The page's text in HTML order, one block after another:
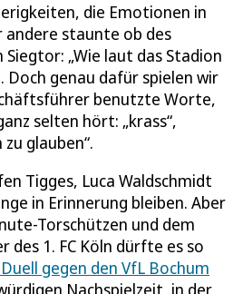
die Emotionen in
andere staunte ob des
Siegtor: „Wie laut das Stadion
Doch genau dafür spielen wir
benutzte Worte,
selten hört: „krass“,
glauben“.
Tigges, Luca Waldschmidt
in Erinnerung bleiben. Aber
Torschützen und dem
des 1. FC Köln dürfte es so
gegen den VfL Bochum